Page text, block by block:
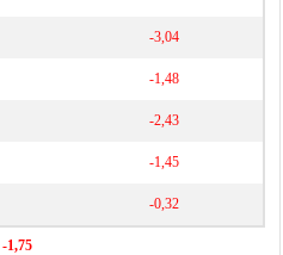
-3,04
-1,48
-2,43
-1,45
-0,32
-1,75